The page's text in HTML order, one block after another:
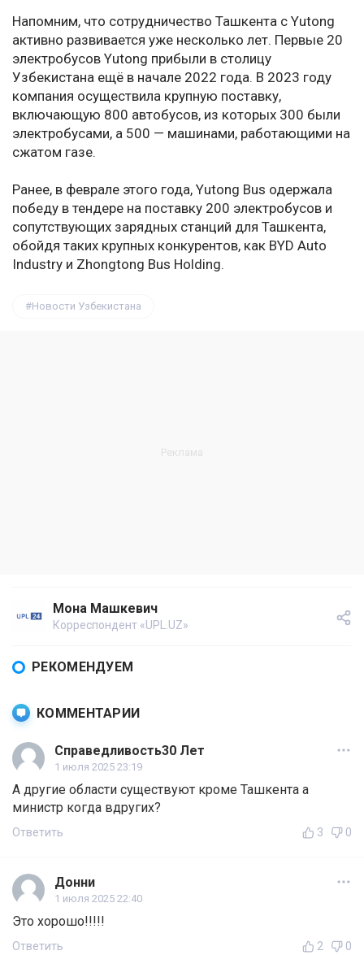
Напомним, что сотрудничество Ташкента с Yutong
активно развивается уже несколько лет. Первые 20
электробусов Yutong прибыли в столицу
Узбекистана ещё в начале 2022 года. В 2023 году
компания осуществила крупную поставку,
включающую 800 автобусов, из которых 300 были
электробусами, а 500 — машинами, работающими на
сжатом газе.
Ранее, в феврале этого года, Yutong Bus одержала
победу в тендере на поставку 200 электробусов и
сопутствующих зарядных станций для Ташкента,
обойдя таких крупных конкурентов, как BYD Auto
Industry и Zhongtong Bus Holding.
Новости Узбекистана
Мона Машкевич
Корреспондент «UPL.UZ»
РЕКОМЕНДУЕМ
КОММЕНТАРИИ
Справедливость30 Лет
1 июля 2025 23:19
А другие области существуют кроме Ташкента а
министр когда вдругих?
Ответить 3 0
Донни
1 июля 2025 22:40
Это хорошо!!!!!
Ответить 2 0